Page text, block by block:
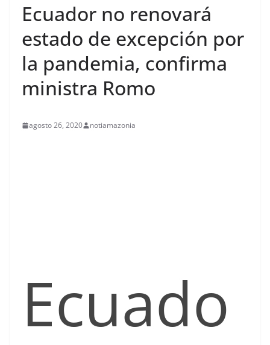
Ecuador no renovará
estado de excepción por
la pandemia, confirma
ministra Romo
agosto 26, 2020 notiamazonia
Ecuado